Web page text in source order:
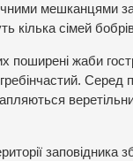
мешканцями
кілька сімей
поширені жаби
Серед
заповідника